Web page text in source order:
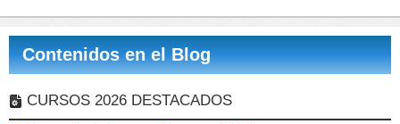
Contenidos en el Blog
CURSOS 2026 DESTACADOS